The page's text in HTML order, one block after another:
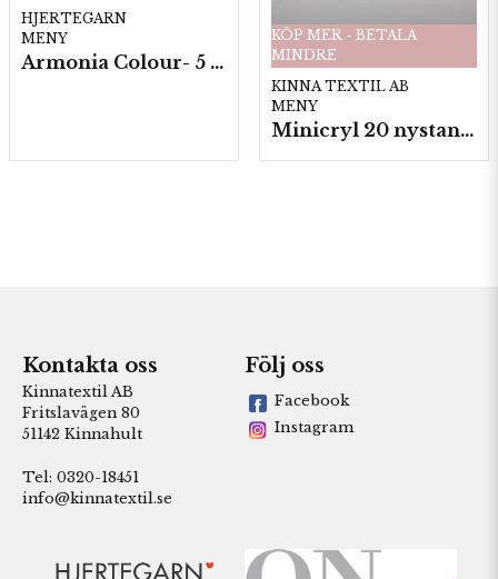
HJERTEGARN
MENY
Armonia Colour- 5 härv/fp. a100 g.
KÖP MER - BETALA
MINDRE
KINNA TEXTIL AB
MENY
Minicryl 20 nystan a25g./fp.
Kontakta oss
Kinnatextil AB
Fritslavägen 80
51142 Kinnahult
Tel: 0320-18451
info@kinnatextil.se
Följ oss
Facebook
Instagram